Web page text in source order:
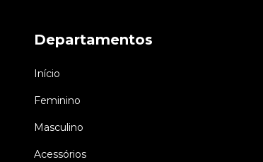
Departamentos
Início
Feminino
Masculino
Acessórios